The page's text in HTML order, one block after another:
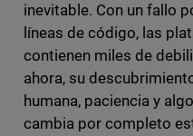
inevitable. Con un fallo
líneas de código, las
contienen miles de
ahora, su
humana, paciencia y
cambia por completo